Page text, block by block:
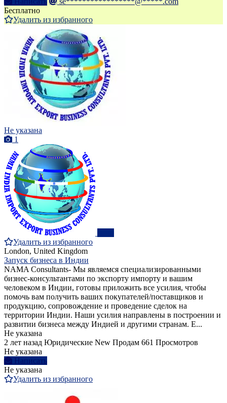
Бесплатно
Удалить из избранного
Не указана
1
Удалить из избранного
London, United Kingdom
Запуск бизнеса в Индии
NAMA Consultants- Мы являемся специализированными
бизнес-консультантами по экспорту импорту и вашим
человеком в Индии, готовы приложить все усилия, чтобы
помочь вам получить ваших покупателей/поставщиков и
продукцию, сопровождение и проведение сделок на
территории Индии. Наши усилия направлены в построении и
развитии бизнеса между Индией и другими странам. Е...
Не указана
2 лет назад Юридические New Продам 661 Просмотров
Не указана
Написать
Не указана
Удалить из избранного